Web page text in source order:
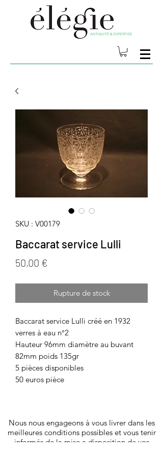
SKU : V00179
Baccarat service Lulli
50,00 €
Rupture de stock
Baccarat service Lulli créé en 1932
verres à eau n°2
Hauteur 96mm diamètre au buvant
82mm poids 135gr
5 pièces disponibles
50 euros pièce
Nous nous engageons à vous livrer dans les
meilleures conditions possibles et vous tenir
informés de la mise a disposition de vos